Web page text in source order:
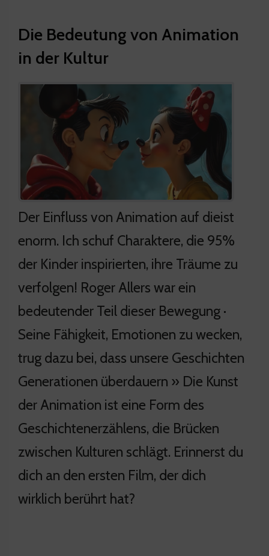
Die Bedeutung von Animation
in der Kultur
Der Einfluss von Animation auf dieist
enorm. Ich schuf Charaktere, die 95%
der Kinder inspirierten, ihre Träume zu
verfolgen! Roger Allers war ein
bedeutender Teil dieser Bewegung ·
Seine Fähigkeit, Emotionen zu wecken,
trug dazu bei, dass unsere Geschichten
Generationen überdauern » Die Kunst
der Animation ist eine Form des
Geschichtenerzählens, die Brücken
zwischen Kulturen schlägt. Erinnerst du
dich an den ersten Film, der dich
wirklich berührt hat?